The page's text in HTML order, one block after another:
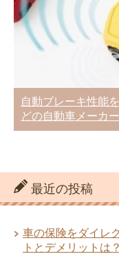
自動ブレーキ性能
どの自動車メーカ
最近の投稿
車の保険をダイレ
トとデメリットは？